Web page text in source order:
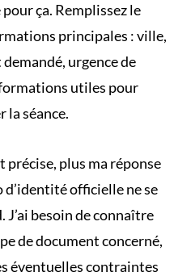
ça. Remplissez le
principales : ville,
urgence de
utiles pour
la séance.
précise, plus ma réponse
officielle ne se
J’ai besoin de connaître
de document concerné,
éventuelles contraintes